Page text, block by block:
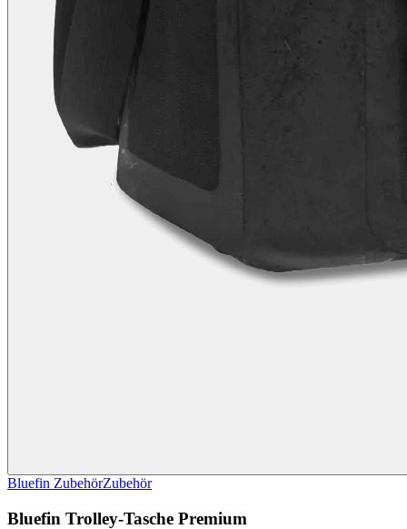
Bluefin ZubehörZubehör
Bluefin Trolley-Tasche Premium